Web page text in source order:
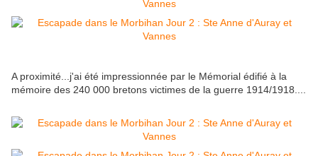
A proximité...j'ai été impressionnée par le Mémorial édifié à la
mémoire des 240 000 bretons victimes de la guerre 1914/1918....